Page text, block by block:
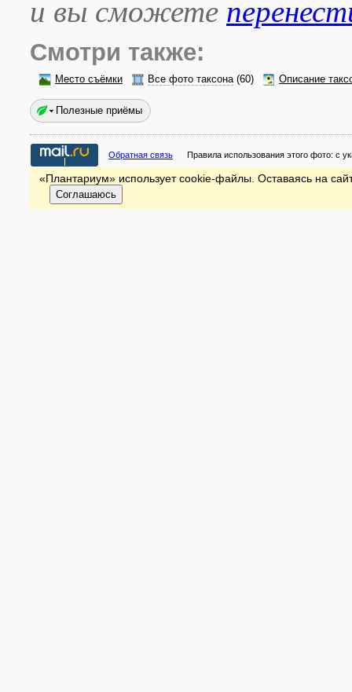
и вы сможете
Смотри также:
Место съёмки Все фото таксона(60) Описание
Полезные приёмы
Обратная связь Правила использования этого фото: с
«Плантариум» использует cookie-файлы. Оставаясь на
Соглашаюсь